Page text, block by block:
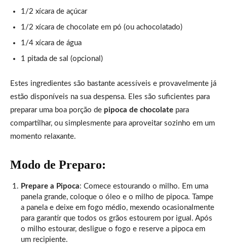
1/2 xícara de açúcar
1/2 xícara de chocolate em pó (ou achocolatado)
1/4 xícara de água
1 pitada de sal (opcional)
Estes ingredientes são bastante acessíveis e provavelmente já
estão disponíveis na sua despensa. Eles são suficientes para
preparar uma boa porção de pipoca de chocolate para
compartilhar, ou simplesmente para aproveitar sozinho em um
momento relaxante.
Modo de Preparo:
Prepare a Pipoca: Comece estourando o milho. Em uma
panela grande, coloque o óleo e o milho de pipoca. Tampe
a panela e deixe em fogo médio, mexendo ocasionalmente
para garantir que todos os grãos estourem por igual. Após
o milho estourar, desligue o fogo e reserve a pipoca em
um recipiente.